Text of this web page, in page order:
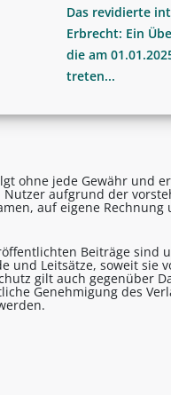
Das revidierte
Erbrecht: Ein
die am
treten...
ohne jede Gewähr und
Nutzer aufgrund der
auf eigene Rechnung
Beiträge sind
und Leitsätze, soweit sie
gilt auch gegenüber
Genehmigung des